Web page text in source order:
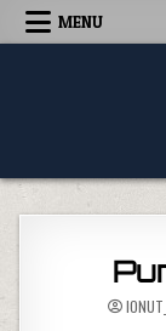
Skip to content
MENU